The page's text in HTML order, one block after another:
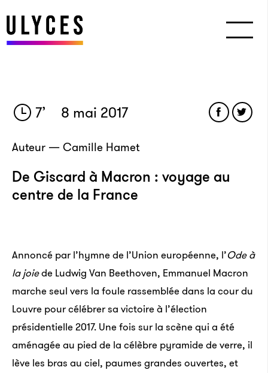
7’ 8 mai 2017
Auteur — Camille Hamet
De Giscard à Macron : voyage au
centre de la France
Annoncé par l’hymne de l’Union européenne, l’Ode à
la joiede Ludwig Van Beethoven, Emmanuel Macron
marche seul vers la foule rassemblée dans la cour du
Louvre pour célébrer sa victoire à l’élection
présidentielle 2017. Une fois sur la scène qui a été
aménagée au pied de la célèbre pyramide de verre, il
lève les bras au ciel, paumes grandes ouvertes, et